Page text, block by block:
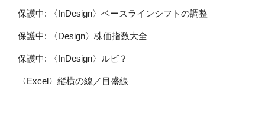
保護中: 〈InDesign〉ベースラインシフトの調整
保護中: 〈Design〉株価指数大全
保護中: 〈InDesign〉ルビ？
〈Excel〉縦横の線／目盛線